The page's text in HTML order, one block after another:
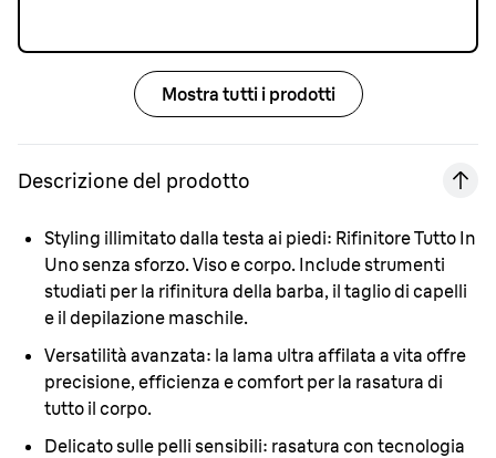
Mostra tutti i prodotti
Descrizione del prodotto
Styling illimitato dalla testa ai piedi: Rifinitore Tutto In
Uno senza sforzo. Viso e corpo. Include strumenti
studiati per la rifinitura della barba, il taglio di capelli
e il depilazione maschile.
Versatilità avanzata: la lama ultra affilata a vita offre
precisione, efficienza e comfort per la rasatura di
tutto il corpo.
Delicato sulle pelli sensibili: rasatura con tecnologia